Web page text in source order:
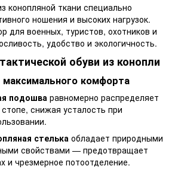
конопляной ткани специально
ношения и высоких нагрузок.
для военных, туристов, охотников и
удобство и экологичность.
обуви из конопли
максимального комфорта
подошва равномерно распределяет
стопе, снижая усталость при
стелька обладает природными
свойствами — предотвращает
и чрезмерное потоотделение.